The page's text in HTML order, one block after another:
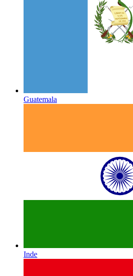
Guatemala
Inde